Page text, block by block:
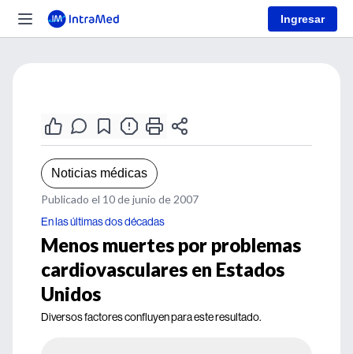
Ingresar
Noticias médicas
Publicado el 10 de junio de 2007
En las últimas dos décadas
Menos muertes por problemas
cardiovasculares en Estados
Unidos
Diversos factores confluyen para este resultado.